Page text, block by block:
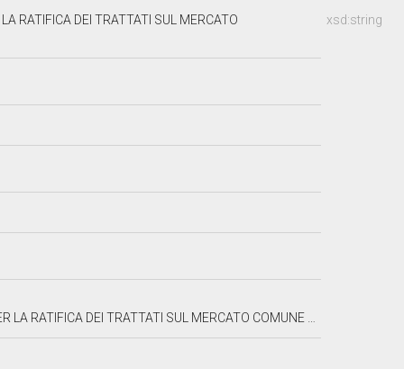
xsd:string
RATIFICA DEI TRATTATI SUL MERCATO
DEI TRATTATI SUL MERCATO COMUNE E SULL'EURATOM